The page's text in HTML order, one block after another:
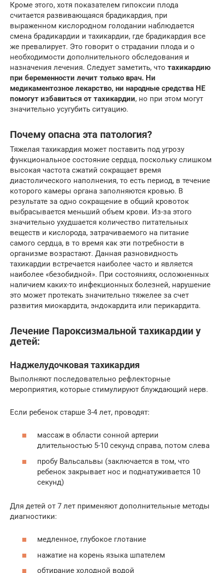
Кроме этого, хотя показателем гипоксии плода
считается развивающаяся брадикардия, при
выраженном кислородном голодании наблюдается
смена брадикардии и тахикардии, где брадикардия все
же превалирует. Это говорит о страдании плода и о
необходимости дополнительного обследования и
назначения лечения. Следует заметить, что тахикардию
при беременности лечит только врач. Ни
медикаментозное лекарство, ни народные средства НЕ
помогут избавиться от тахикардии, но при этом могут
значительно усугубить ситуацию.
Почему опасна эта патология?
Тяжелая тахикардия может поставить под угрозу
функциональное состояние сердца, поскольку слишком
высокая частота сжатий сокращает время
диастолического наполнения, то есть период, в течение
которого камеры органа заполняются кровью. В
результате за одно сокращение в общий кровоток
выбрасывается меньший объем крови. Из-за этого
значительно ухудшается количество питательных
веществ и кислорода, затрачиваемого на питание
самого сердца, в то время как эти потребности в
организме возрастают. Данная разновидность
тахикардии встречается наиболее часто и является
наиболее «безобидной». При состояниях, осложненных
наличием каких-то инфекционных болезней, нарушение
это может протекать значительно тяжелее за счет
развития миокардита, эндокардита или перикардита.
Лечение Пароксизмальной тахикардии у
детей:
Наджелудочковая тахикардия
Выполняют последовательно рефлекторные
мероприятия, которые стимулируют блуждающий нерв.
Если ребенок старше 3-4 лет, проводят:
массаж в области сонной артерии
длительностью 5-10 секунд справа, потом слева
пробу Вальсальвы (заключается в том, что
ребенок закрывает нос и поднатуживается 10
секунд)
Для детей от 7 лет применяют дополнительные методы
диагностики:
медленное, глубокое глотание
нажатие на корень языка шпателем
обтирание холодной водой